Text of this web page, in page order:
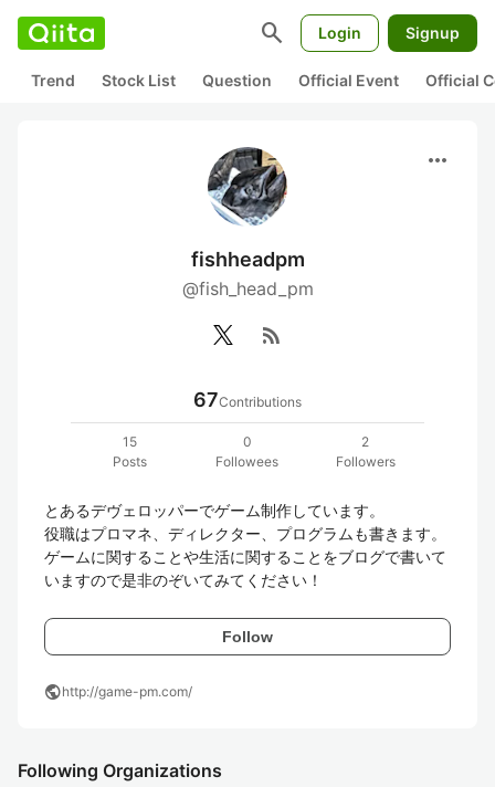
search Login Signup
Trend Stock List Question Official Event Official
more_horiz
fishheadpm
@fish_head_pm
rss_feed
67Contributions
15
Posts
0
Followees
2
Followers
とあるデヴェロッパーでゲーム制作しています。
役職はプロマネ、ディレクター、プログラムも書きます。
ゲームに関することや生活に関することをブログで書いて
いますので是非のぞいてみてください！
Follow
publichttp://game-pm.com/
Following Organizations